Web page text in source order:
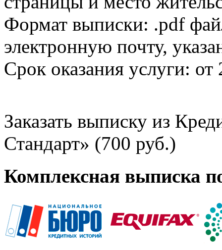
Формат выписки: .pdf
электронную почту,
Срок оказания услуги: от
Заказать выписку из
Стандарт» (700 руб.)
Комплексная выписка